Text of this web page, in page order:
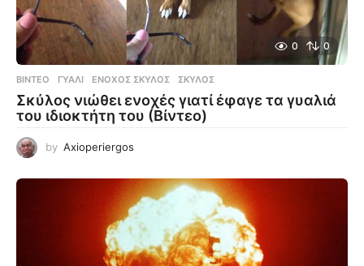
0 0
ΒΊΝΤΕΟ ΓΥΑΛΊ ,ΈΝΟΧΟΣ ΣΚΎΛΟΣ ,ΣΚΎΛΟΣ
Σκύλος νιώθει ενοχές γιατί έφαγε τα γυαλιά
του ιδιοκτήτη του (Βίντεο)
by Axioperiergos